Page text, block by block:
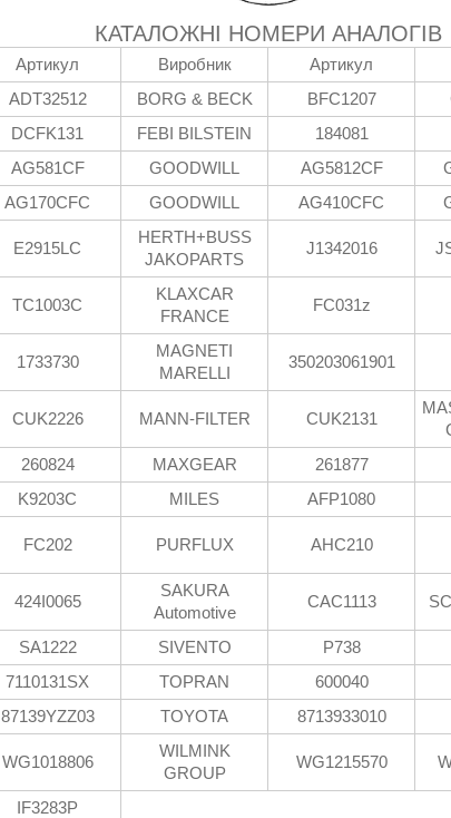
КАТАЛОЖНІ НОМЕРИ АНАЛОГІВ
Артикул Виробник Артикул
ADT32512 BORG & BECK BFC1207
DCFK131 FEBI BILSTEIN 184081
AG581CF GOODWILL AG5812CF
AG170CFC GOODWILL AG410CFC
E2915LC
HERTH+BUSS
JAKOPARTS
J1342016
TC1003C
KLAXCAR
FRANCE
FC031z
1733730
MAGNETI
MARELLI
350203061901
CUK2226 MANN-FILTER CUK2131
260824 MAXGEAR 261877
K9203C MILES AFP1080
FC202 PURFLUX AHC210
424I0065
SAKURA
Automotive
CAC1113
SA1222 SIVENTO P738
7110131SX TOPRAN 600040
87139YZZ03 TOYOTA 8713933010
WG1018806
WILMINK
GROUP
WG1215570
IF3283P